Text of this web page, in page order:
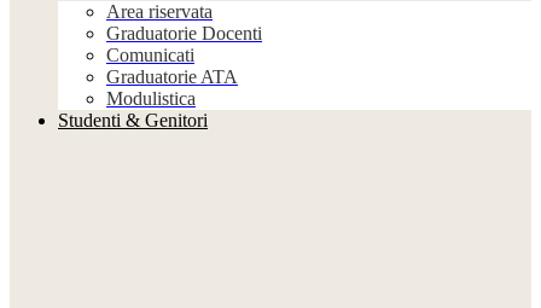
Area riservata
Graduatorie Docenti
Comunicati
Graduatorie ATA
Modulistica
Studenti & Genitori